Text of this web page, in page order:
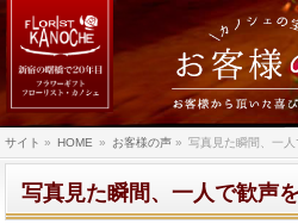
サイト » HOME » お客様の声 » 写真見た瞬間、一人
写真見た瞬間、一人で歓声